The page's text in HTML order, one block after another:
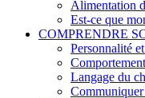
Alimentation
Est-ce que
COMPRENDRE
Personnalité
Langage du